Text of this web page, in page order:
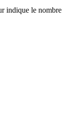
indique le nombre